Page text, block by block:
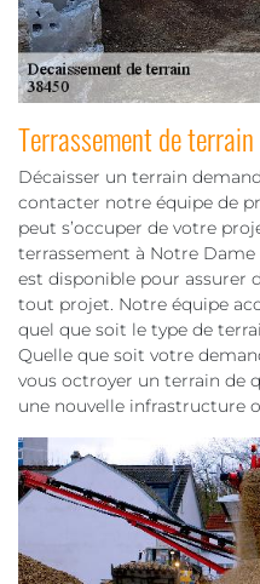
Terrassement de
Décaisser un terrain
contacter notre équipe de
peut s’occuper de votre
terrassement à Notre
est disponible pour assurer
tout projet. Notre équipe
quel que soit le type de
Quelle que soit votre
vous octroyer un terrain de
une nouvelle infrastructure